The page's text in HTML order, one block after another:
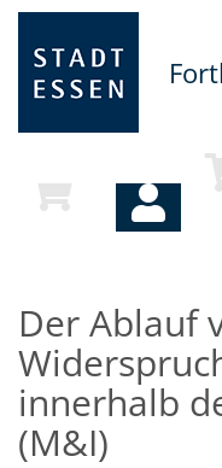
Der Ablauf
innerhalb
(M&I)